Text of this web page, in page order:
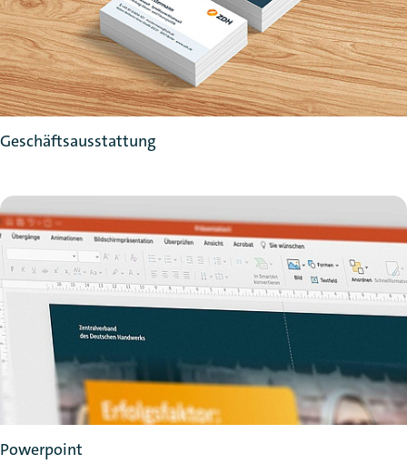
Geschäftsausstattung
Powerpoint